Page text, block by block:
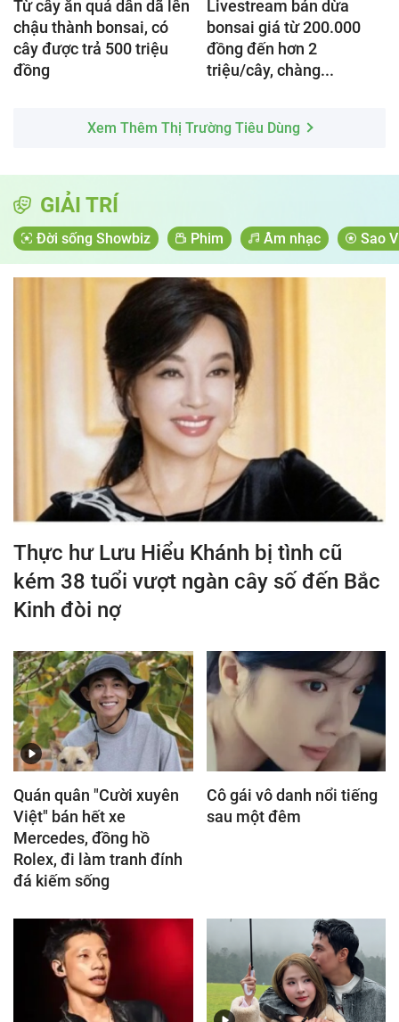
Từ cây ăn quả dân dã lên
chậu thành bonsai, có
cây được trả 500 triệu
đồng
Livestream bán dừa
bonsai giá từ 200.000
đồng đến hơn 2
triệu/cây, chàng...
Xem Thêm Thị Trường Tiêu Dùng
GIẢI TRÍ
Đời sống Showbiz Phim Âm nhạc Sao
Thực hư Lưu Hiểu Khánh bị tình cũ
kém 38 tuổi vượt ngàn cây số đến Bắc
Kinh đòi nợ
Quán quân "Cười xuyên
Việt" bán hết xe
Mercedes, đồng hồ
Rolex, đi làm tranh đính
đá kiếm sống
Cô gái vô danh nổi tiếng
sau một đêm